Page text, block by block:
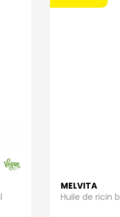
MELVITA
Huile de ricin